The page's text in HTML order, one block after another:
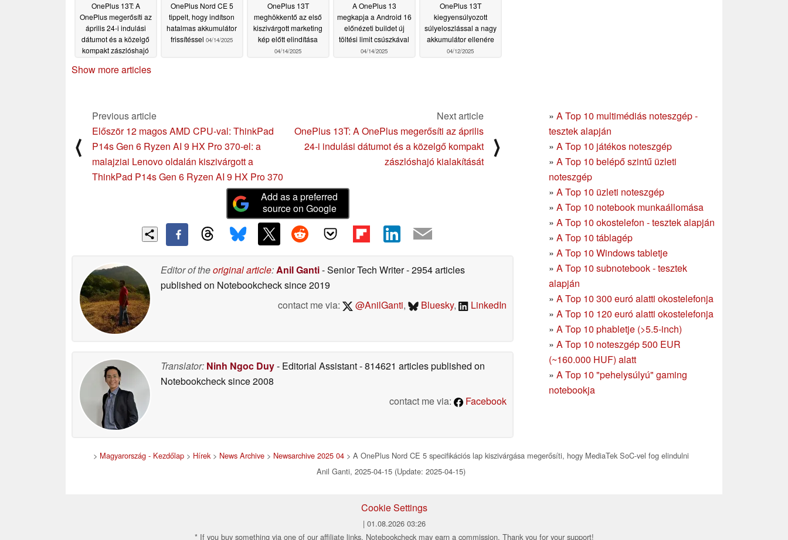
OnePlus 13T: A
OnePlus megerősíti az
április 24-i indulási
dátumot és a közelgő
kompakt zászlóshajó
OnePlus Nord CE 5
tippelt, hogy indítson
hatalmas akkumulátor
frissítéssel 04/14/2025
OnePlus 13T
meghökkentő az első
kiszivárgott marketing
kép előtt elindítása
04/14/2025
A OnePlus 13
megkapja a Android 16
előnézeti buildet új
töltési limit csúszkával
04/14/2025
OnePlus 13T
kiegyensúlyozott
súlyeloszlással a nagy
akkumulátor ellenére
04/12/2025
Show more articles
» A Top 10 multimédiás noteszgép -
tesztek alapján
» A Top 10 játékos noteszgép
» A Top 10 belépő szintű üzleti
noteszgép
» A Top 10 üzleti noteszgép
» A Top 10 notebook munkaállomása
» A Top 10 okostelefon - tesztek alapján
» A Top 10 táblagép
» A Top 10 Windows tabletje
» A Top 10 subnotebook - tesztek
alapján
» A Top 10 300 euró alatti okostelefonja
» A Top 10 120 euró alatti okostelefonja
» A Top 10 phabletje (>5.5-inch)
» A Top 10 noteszgép 500 EUR
(~160.000 HUF) alatt
» A Top 10 "pehelysúlyú" gaming
notebookja
⟨
Previous article
Először 12 magos AMD CPU-val: ThinkPad
P14s Gen 6 Ryzen AI 9 HX Pro 370-el: a
malajziai Lenovo oldalán kiszivárgott a
ThinkPad P14s Gen 6 Ryzen AI 9 HX Pro 370
Next article
OnePlus 13T: A OnePlus megerősíti az április
24-i indulási dátumot és a közelgő kompakt
zászlóshajó kialakítását
⟩
Add as a preferred
source on Google
Editor of theoriginal article:Anil Ganti- Senior Tech Writer- 2954 articles
published on Notebookchecksince 2019
contact me via:
@AnilGanti, Bluesky, LinkedIn
Translator: Ninh Ngoc Duy- Editorial Assistant- 814621 articles published on
Notebookchecksince 2008
contact me via:
Facebook
> Magyarország - Kezdőlap > Hírek > News Archive > Newsarchive 2025 04 > A OnePlus Nord CE 5 specifikációs lap kiszivárgása megerősíti, hogy MediaTek SoC-vel fog elindulni
Anil Ganti, 2025-04-15 (Update: 2025-04-15)
Cookie Settings
| 01.08.2026 03:26
* If you buy something via one of our affiliate links, Notebookcheck may earn a commission. Thank you for your support!